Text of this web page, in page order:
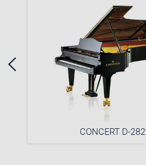
CONCERT D-282